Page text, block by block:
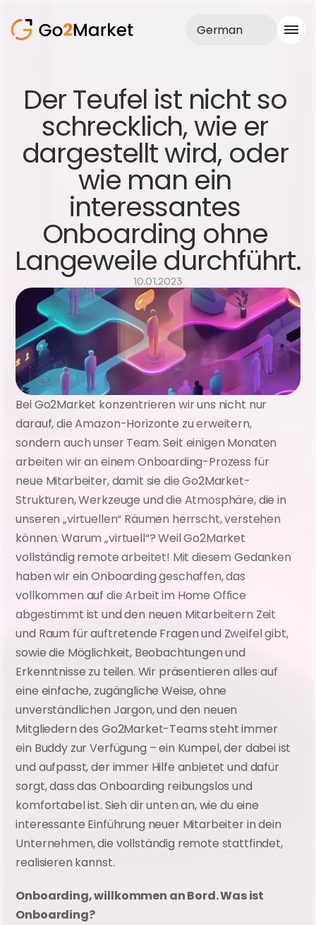
Vertrieb
Realisationen
Fallstudie
Blog
Über uns
Dienstleistungen
German
Der Teufel ist nicht so
schrecklich, wie er
dargestellt wird, oder
wie man ein
interessantes
Onboarding ohne
Langeweile durchführt.
10.01.2023
Bei Go2Market konzentrieren wir uns nicht nur
darauf, die Amazon-Horizonte zu erweitern,
sondern auch unser Team. Seit einigen Monaten
arbeiten wir an einem Onboarding-Prozess für
neue Mitarbeiter, damit sie die Go2Market-
Strukturen, Werkzeuge und die Atmosphäre, die in
unseren „virtuellen“ Räumen herrscht, verstehen
können. Warum „virtuell“? Weil Go2Market
vollständig remote arbeitet! Mit diesem Gedanken
haben wir ein Onboarding geschaffen, das
vollkommen auf die Arbeit im Home Office
abgestimmt ist und den neuen Mitarbeitern Zeit
und Raum für auftretende Fragen und Zweifel gibt,
sowie die Möglichkeit, Beobachtungen und
Erkenntnisse zu teilen. Wir präsentieren alles auf
eine einfache, zugängliche Weise, ohne
unverständlichen Jargon, und den neuen
Mitgliedern des Go2Market-Teams steht immer
ein Buddy zur Verfügung – ein Kumpel, der dabei ist
und aufpasst, der immer Hilfe anbietet und dafür
sorgt, dass das Onboarding reibungslos und
komfortabel ist. Sieh dir unten an, wie du eine
interessante Einführung neuer Mitarbeiter in dein
Unternehmen, die vollständig remote stattfindet,
realisieren kannst.
Onboarding, willkommen an Bord. Was ist
Onboarding?